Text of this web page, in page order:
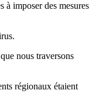
à imposer des mesures
nous traversons
régionaux étaient